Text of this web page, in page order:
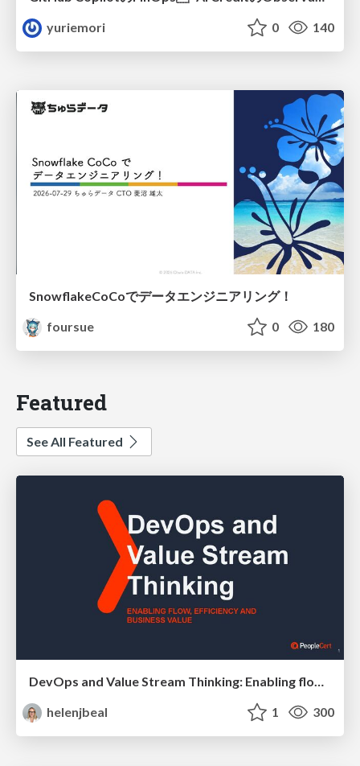
yuriemori
0 140
SnowflakeCoCoでデータエンジニアリング！
foursue
0 180
Featured
See All Featured
DevOps and Value Stream Thinking: Enabling flow, efficiency and business value
helenjbeal
1 300